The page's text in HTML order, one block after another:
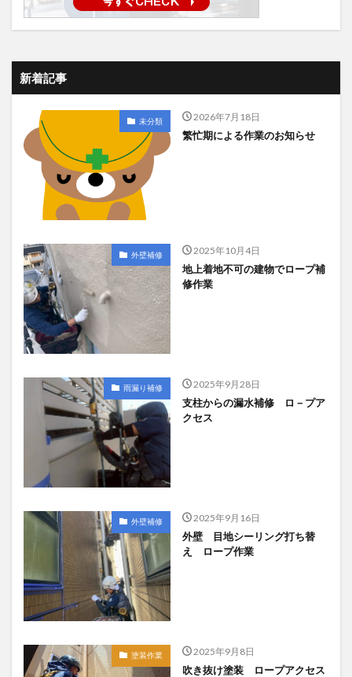
新着記事
未分類 2026年7月18日
繁忙期による作業のお知らせ
外壁補修 2025年10月4日
地上着地不可の建物でロープ補
修作業
雨漏り補修 2025年9月28日
支柱からの漏水補修 ロ－プア
クセス
外壁補修 2025年9月16日
外壁 目地シーリング打ち替
え ロープ作業
塗装作業 2025年9月8日
吹き抜け塗装 ロープアクセス